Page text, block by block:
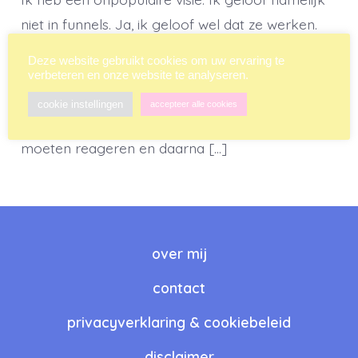
niet in funnels. Ja, ik geloof wel dat ze werken.
als je eerst iets gratis weg geeft, vervolgens een
tijdelijk aanbod doet dat mensen niet kunnen
moeten reageren en daarna […]
over mij
contact
privacyverklaring & cookiebeleid
Deze website gebruikt cookies om uw ervaring te
verbeteren en onze website te analyseren.
cookie instellingen accepteer alle cookies